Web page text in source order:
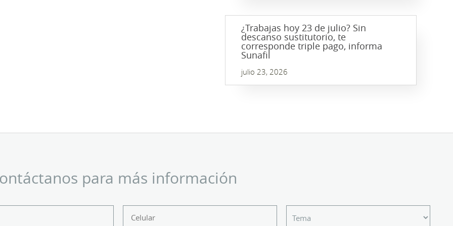
¿Trabajas hoy 23 de julio? Sin
descanso sustitutorio, te
corresponde triple pago, informa
Sunafil
julio 23, 2026
para más información